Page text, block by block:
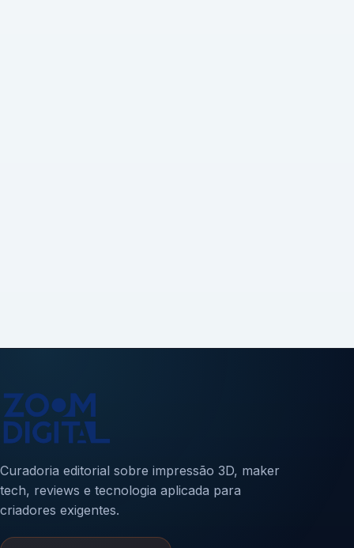
Curadoria editorial sobre impressão 3D, maker
tech, reviews e tecnologia aplicada para
criadores exigentes.